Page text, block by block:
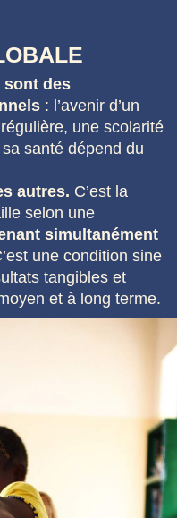
sont des
: l’avenir d’un
une scolarité
santé dépend du
autres. C’est la
selon une
simultanément
une condition sine
tangibles et
et à long terme.